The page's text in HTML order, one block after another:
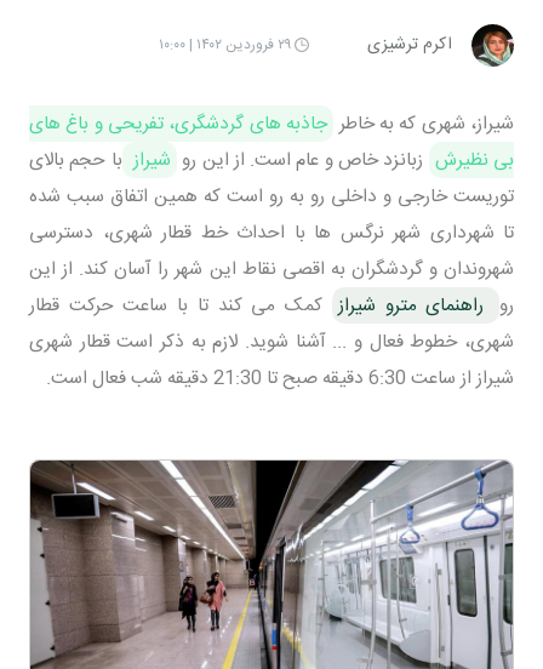
اکرم ترشیزی ۲۹ فروردین ۱۴۰۲ | ۱۰:۰۰
شیراز، شهری که به خاطر جاذبه های گردشگری، تفریحی و باغ های
بی نظیرش زبانزد خاص و عام است. از این رو شیراز با حجم بالای
توریست خارجی و داخلی رو به رو است که همین اتفاق سبب شده
تا شهرداری شهر نرگس ها با احداث خط قطار شهری، دسترسی
شهروندان و گردشگران به اقصی نقاط این شهر را آسان کند. از این
رو راهنمای مترو شیراز کمک می کند تا با ساعت حرکت قطار
شهری، خطوط فعال و ... آشنا شوید. لازم به ذکر است قطار شهری
شیراز از ساعت 6:30 دقیقه صبح تا 21:30 دقیقه شب فعال است.